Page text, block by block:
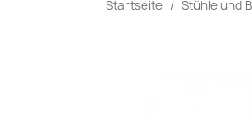
Startseite Stühle und